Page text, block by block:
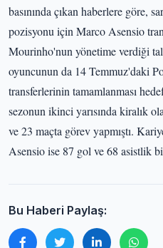
basınında çıkan haberlere göre,
pozisyonu için Marco Asensio
Mourinho'nun yönetime verdiği
oyuncunun da 14 Temmuz'daki
transferlerinin tamamlanması
sezonun ikinci yarısında kiralık
ve 23 maçta görev yapmıştı.
Asensio ise 87 gol ve 68 asistlik
Bu Haberi Paylaş: